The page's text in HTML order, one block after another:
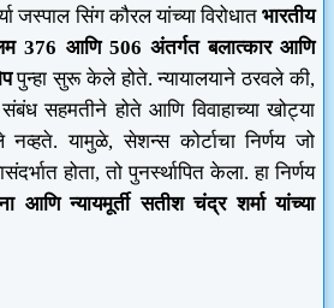
जस्पाल सिंग कौरल यांच्या विरोधात भारतीय
376 आणि 506 अंतर्गत बलात्कार आणि
पुन्हा सुरू केले होते. न्यायालयाने ठरवले की,
संबंध सहमतीने होते आणि विवाहाच्या खोट्या
यामुळे, सेशन्स कोर्टाचा निर्णय जो
होता, तो पुनर्स्थापित केला. हा निर्णय
आणि न्यायमूर्ती सतीश चंद्र शर्मा यांच्या